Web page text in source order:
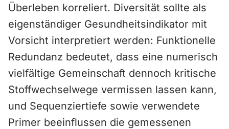
Überleben korreliert. Diversität sollte als
eigenständiger Gesundheitsindikator mit
Vorsicht interpretiert werden: Funktionelle
Redundanz bedeutet, dass eine numerisch
vielfältige Gemeinschaft dennoch kritische
Stoffwechselwege vermissen lassen kann,
und Sequenziertiefe sowie verwendete
Primer beeinflussen die gemessenen